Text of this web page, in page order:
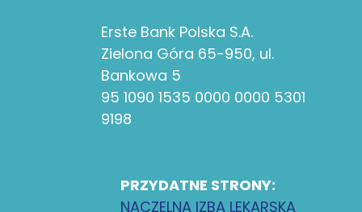
Erste Bank Polska S.A.
Zielona Góra 65-950, ul.
Bankowa 5
95 1090 1535 0000 0000 5301
9198
PRZYDATNE STRONY:
NACZELNA IZBA LEKARSKA